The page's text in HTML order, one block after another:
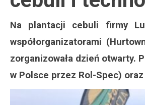
Na plantacji cebuli firmy
współorganizatorami
zorganizowała dzień otwarty.
w Polsce przez Rol-Spec)